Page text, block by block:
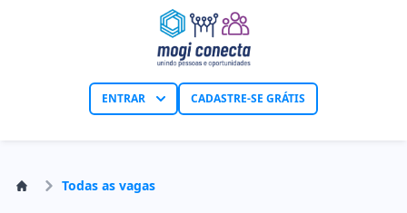
ENTRAR CADASTRE-SE GRÁTIS
Todas as vagas